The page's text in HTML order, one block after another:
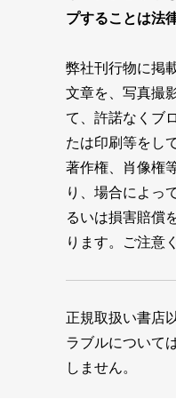
プすることは法
弊社刊行物に掲
文章を、写真撮
て、許諾なくブ
たは印刷等をし
著作権、肖像権
り、場合によっ
るいは損害賠償
ります。ご注意
正規取扱い書店
ラブルについて
しません。